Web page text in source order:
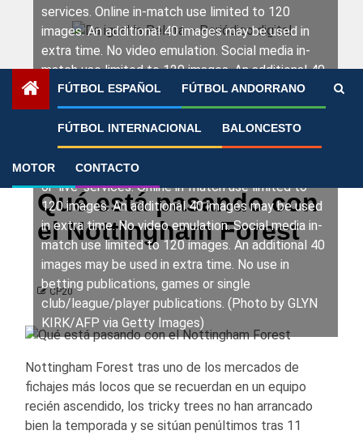
contenido
FÚTBOL ESPAÑOL FÚTBOL ANDORRANO
FÚTBOL INTERNACIONAL BALONCESTO
MOTOR CONTACTO
»
Fútbol Internacional Premier League
Qué está pasando con
el Nottingham Forest
CP20
services. Online in-match use limited to 120
images. An additional 40 images may be used in
extra time. No video emulation. Social media in-
match use limited to 120 images. An additional 40
images may be used in extra time. No use in
betting publications, games or single
club/league/player publications. / RESTRICTED
TO EDITORIAL USE. No use with unauthorized
audio, video, data, fixture lists, club/league logos
or 'live' services. Online in-match use limited to
120 images. An additional 40 images may be used
in extra time. No video emulation. Social media in-
match use limited to 120 images. An additional 40
images may be used in extra time. No use in
betting publications, games or single
club/league/player publications. (Photo by GLYN
KIRK/AFP via Getty Images)
Nottingham Forest tras uno de los mercados de
fichajes más locos que se recuerdan en un equipo
recién ascendido, los tricky trees no han arrancado
bien la temporada y se sitúan penúltimos tras 11